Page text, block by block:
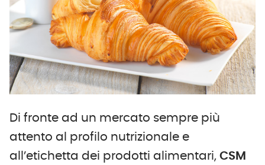
Di fronte ad un mercato sempre più
attento al profilo nutrizionale e
all’etichetta dei prodotti alimentari, CSM